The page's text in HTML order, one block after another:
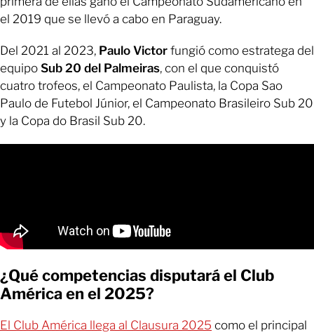
el 2019 que se llevó a cabo en Paraguay.
Del 2021 al 2023, Paulo Victor fungió como estratega del
equipo Sub 20 del Palmeiras, con el que conquistó
cuatro trofeos, el Campeonato Paulista, la Copa Sao
Paulo de Futebol Júnior, el Campeonato Brasileiro Sub 20
y la Copa do Brasil Sub 20.
¿Qué competencias disputará el Club
América en el 2025?
El Club América llega al Clausura 2025 como el principal